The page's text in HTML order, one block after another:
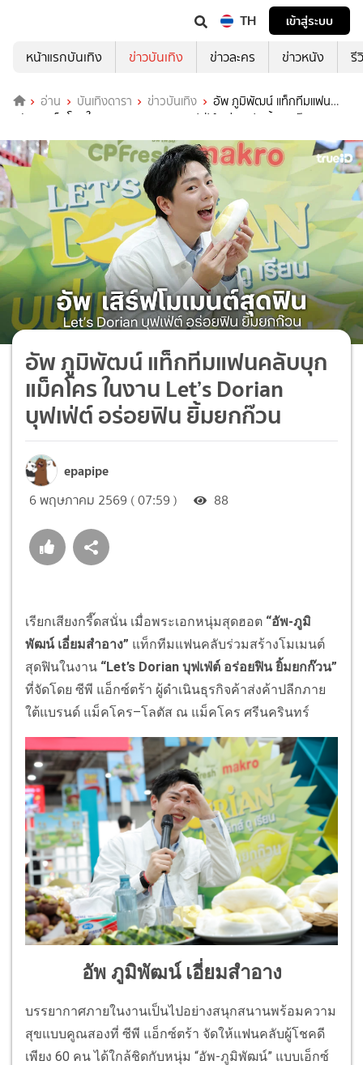
TH
เข้าสู่ระบบ
หน้าแรกบันเทิง
ข่าวบันเทิง ข่าวละคร ข่าวหนัง รี
อ่าน บันเทิงดารา ข่าวบันเทิง
อัพ ภูมิพัฒน์ แท็กทีมแฟน
คลับบุกแม็คโคร ในงาน Let’s Dorian บุฟเฟ่ต์ อร่อยฟิน ยิ้มยกก๊วน
อัพ ภูมิพัฒน์ แท็กทีมแฟนคลับบุก
แม็คโคร ในงาน Let’s Dorian
บุฟเฟ่ต์ อร่อยฟิน ยิ้มยกก๊วน
epapipe
6 พฤษภาคม 2569 ( 07:59 ) 88
เรียกเสียงกรี๊ดสนั่น เมื่อพระเอกหนุ่มสุดฮอต “อัพ-ภูมิ
พัฒน์ เอี่ยมสำอาง” แท็กทีมแฟนคลับร่วมสร้างโมเมนต์
สุดฟินในงาน “Let’s Dorian บุฟเฟ่ต์ อร่อยฟิน ยิ้มยกก๊วน”
ที่จัดโดย ซีพี แอ็กซ์ตร้า ผู้ดำเนินธุรกิจค้าส่งค้าปลีกภาย
ใต้แบรนด์ แม็คโคร–โลตัส ณ แม็คโคร ศรีนครินทร์
อัพ ภูมิพัฒน์ เอี่ยมสำอาง
บรรยากาศภายในงานเป็นไปอย่างสนุกสนานพร้อมความ
สุขแบบคูณสองที่ ซีพี แอ็กซ์ตร้า จัดให้แฟนคลับผู้โชคดี
เพียง 60 คน ได้ใกล้ชิดกับหนุ่ม “อัพ-ภูมิพัฒน์” แบบเอ็กซ์